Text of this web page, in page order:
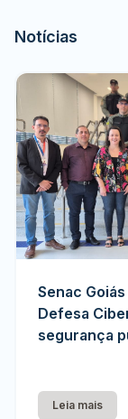
Notícias
Senac
Defesa
segurança
Leia mais